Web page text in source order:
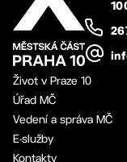
Život v Praze 10
Úřad MČ
Vedení a správa MČ
E-služby
Kontakty